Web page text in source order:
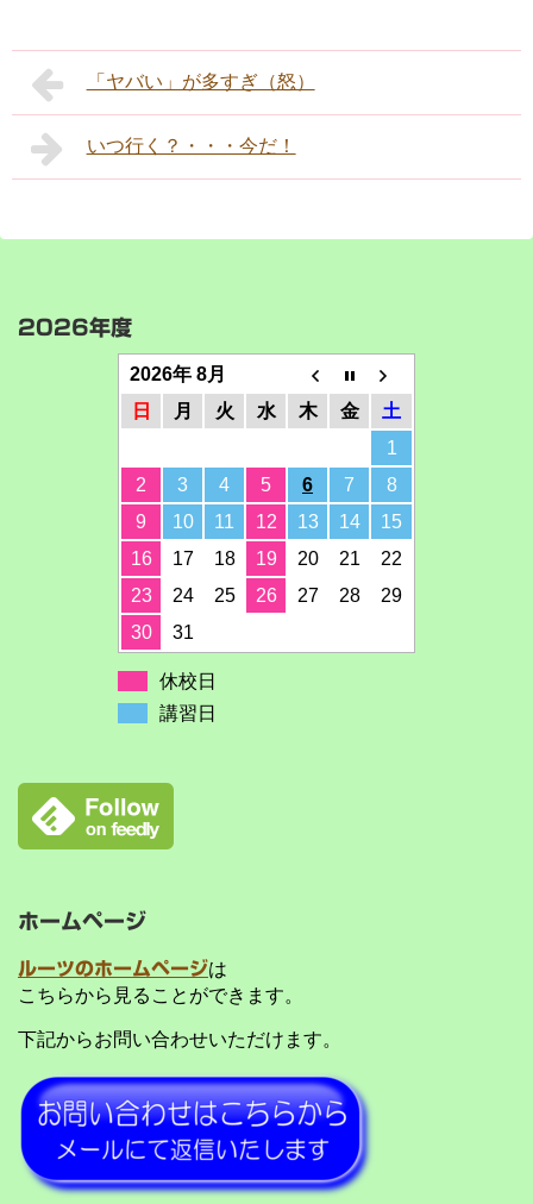
「ヤバい」が多すぎ（怒）
いつ行く？・・・今だ！
2026年度
2026年 8月
日
月 火 水 木 金
土
1
2
3 4 5 6 7
8
9
10 11 12 13 14
15
16
17 18 19 20 21
22
23
24 25 26 27 28
29
30
31
休校日
講習日
ホームページ
ルーツのホームページは
こちらから見ることができます。
下記からお問い合わせいただけます。